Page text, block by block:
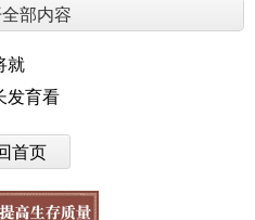
部内容
就
发育看
首页